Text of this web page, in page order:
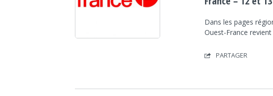
Dans les pages
Ouest-France
PARTAGER